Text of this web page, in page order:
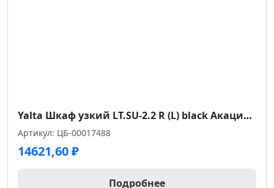
Yalta Шкаф узкий LT.SU-2.2 R (L) black Акация Лорка/Стекло Black 400*450*1195
Артикул: ЦБ-00017488
14621,60₽
Подробнее